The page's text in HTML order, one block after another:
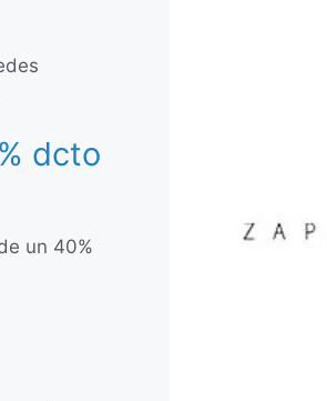
dcto
un 40%